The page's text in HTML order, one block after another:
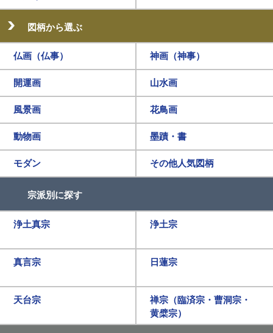
図柄から選ぶ
仏画（仏事） 神画（神事）
開運画 山水画
風景画 花鳥画
動物画 墨蹟・書
モダン その他人気図柄
宗派別に探す
浄土真宗 浄土宗
真言宗 日蓮宗
天台宗
禅宗（臨済宗・曹洞宗・
黄檗宗）